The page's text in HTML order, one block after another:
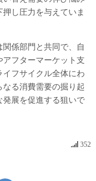
し圧力を与えていま
係部門と共同で、自
フターマーケット支
フサイクル全体にわ
る消費需要の掘り起
発展を促進する狙いで
352